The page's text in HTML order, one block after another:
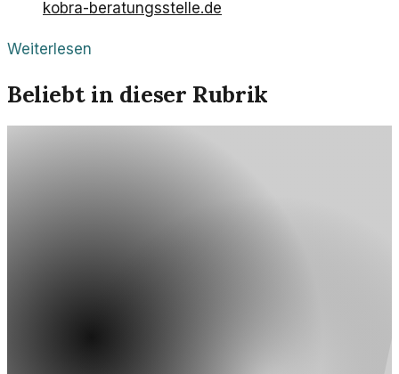
kobra-beratungsstelle.de
Weiterlesen
Beliebt in dieser Rubrik